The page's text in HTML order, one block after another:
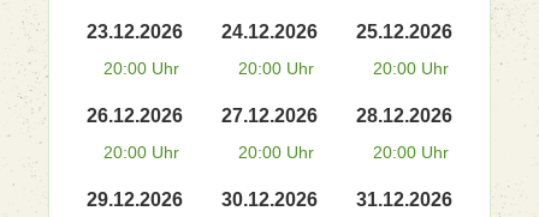
23.12.2026
20:00 Uhr
24.12.2026
20:00 Uhr
25.12.2026
20:00 Uhr
26.12.2026
20:00 Uhr
27.12.2026
20:00 Uhr
28.12.2026
20:00 Uhr
29.12.2026 30.12.2026 31.12.2026